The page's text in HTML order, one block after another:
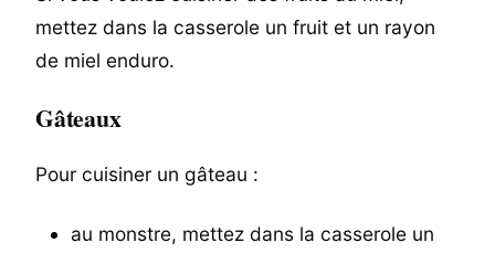
mettez dans la casserole un fruit et un rayon
de miel enduro.
Gâteaux
Pour cuisiner un gâteau :
au monstre, mettez dans la casserole un